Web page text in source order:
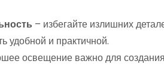
– избегайте излишних
удобной и практичной.
освещение важно для